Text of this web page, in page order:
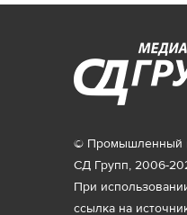
© Промышленный
СД Групп, 2006-
При
ссылка на